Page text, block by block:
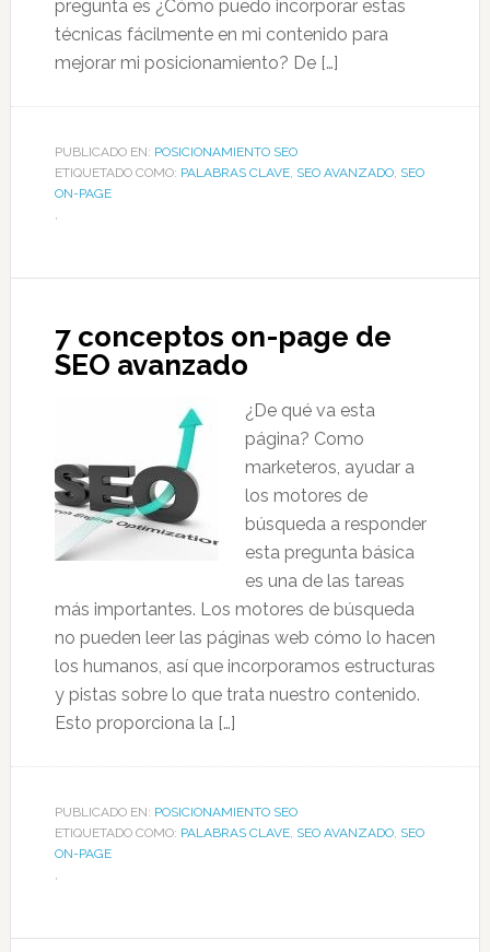
pregunta es ¿Cómo puedo incorporar estas
técnicas fácilmente en mi contenido para
mejorar mi posicionamiento? De […]
PUBLICADO EN: POSICIONAMIENTO SEO
ETIQUETADO COMO: PALABRAS CLAVE, SEO AVANZADO, SEO
ON-PAGE
,
7 conceptos on-page de
SEO avanzado
¿De qué va esta
página? Como
marketeros, ayudar a
los motores de
búsqueda a responder
esta pregunta básica
es una de las tareas
más importantes. Los motores de búsqueda
no pueden leer las páginas web cómo lo hacen
los humanos, así que incorporamos estructuras
y pistas sobre lo que trata nuestro contenido.
Esto proporciona la […]
PUBLICADO EN: POSICIONAMIENTO SEO
ETIQUETADO COMO: PALABRAS CLAVE, SEO AVANZADO, SEO
ON-PAGE
,